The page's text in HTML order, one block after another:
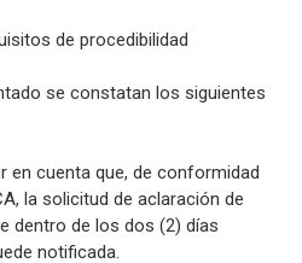
de procedibilidad
se constatan los siguientes
en cuenta que, de conformidad
la solicitud de aclaración de
dentro de los dos (2) días
notificada.